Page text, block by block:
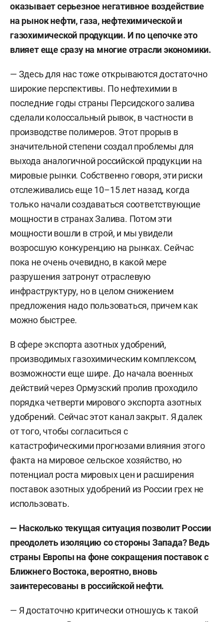
оказывает серьезное негативное воздействие
на рынокнефти, газа, нефтехимической и
газохимической продукции. И по цепочке это
влияет еще сразу на многие отрасли экономики.
— Здесь для нас тоже открываются достаточно
широкие перспективы. По нефтехимии в
последние годы страны Персидского залива
сделали колоссальный рывок, в частности в
производстве полимеров. Этот прорыв в
значительной степени создал проблемы для
выхода аналогичной российской продукции на
мировые рынки. Собственно говоря, эти риски
отслеживались еще 10–15 лет назад, когда
только начали создаваться соответствующие
мощности в странах Залива. Потом эти
мощности вошли в строй, и мы увидели
возросшую конкуренцию на рынках. Сейчас
пока не очень очевидно, в какой мере
разрушения затронут отраслевую
инфраструктуру, но в целом снижением
предложения надо пользоваться, причем как
можно быстрее.
В сфере экспорта азотных удобрений,
производимых газохимическим комплексом,
возможности еще шире. До начала военных
действий через Ормузский пролив проходило
порядка четверти мирового экспорта азотных
удобрений. Сейчас этот канал закрыт. Я далек
от того, чтобы согласиться с
катастрофическими прогнозами влияния этого
факта на мировое сельское хозяйство, но
потенциал роста мировых цен и расширения
поставок азотных удобрений из России грех не
использовать.
— Насколько текущая ситуация позволит России
преодолеть изоляцию со стороны Запада? Ведь
страны Европы на фоне сокращения поставок с
Ближнего Востока, вероятно, вновь
заинтересованы в российской нефти.
— Я достаточно критически отношусь к такой